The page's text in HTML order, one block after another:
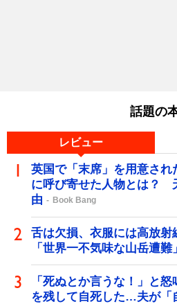
話題の
レビュー
英国で「末席」を用意され
に呼び寄せた人物とは？
由
Book Bang
舌は欠損、衣服には高放
「世界一不気味な山岳遭難
「死ぬとか言うな！」と
を残して自死した…夫が「